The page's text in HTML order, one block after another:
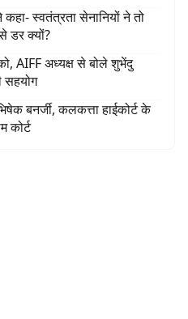
स्वतंत्रता सेनानियों ने तो
डर क्यों?
AIFF अध्यक्ष से बोले शुभेंदु
सहयोग
बनर्जी, कलकत्ता हाईकोर्ट के
कोर्ट